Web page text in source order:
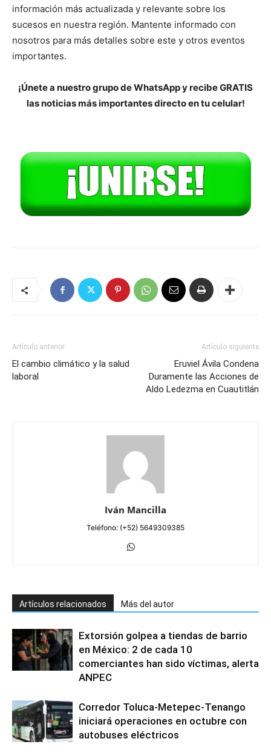
información más actualizada y relevante sobre los
sucesos en nuestra región. Mantente informado con
nosotros para más detalles sobre este y otros eventos
importantes.
¡Únete a nuestro grupo de WhatsApp y recibe GRATIS
las noticias más importantes directo en tu celular!
Artículo anterior
El cambio climático y la salud
laboral
Artículo siguiente
Eruviel Ávila Condena
Duramente las Acciones de
Aldo Ledezma en Cuautitlán
Iván Mancilla
Teléfono: (+52) 5649309385
Artículos relacionados Más del autor
Extorsión golpea a tiendas de barrio
en México: 2 de cada 10
comerciantes han sido víctimas, alerta
ANPEC
Corredor Toluca-Metepec-Tenango
iniciará operaciones en octubre con
autobuses eléctricos